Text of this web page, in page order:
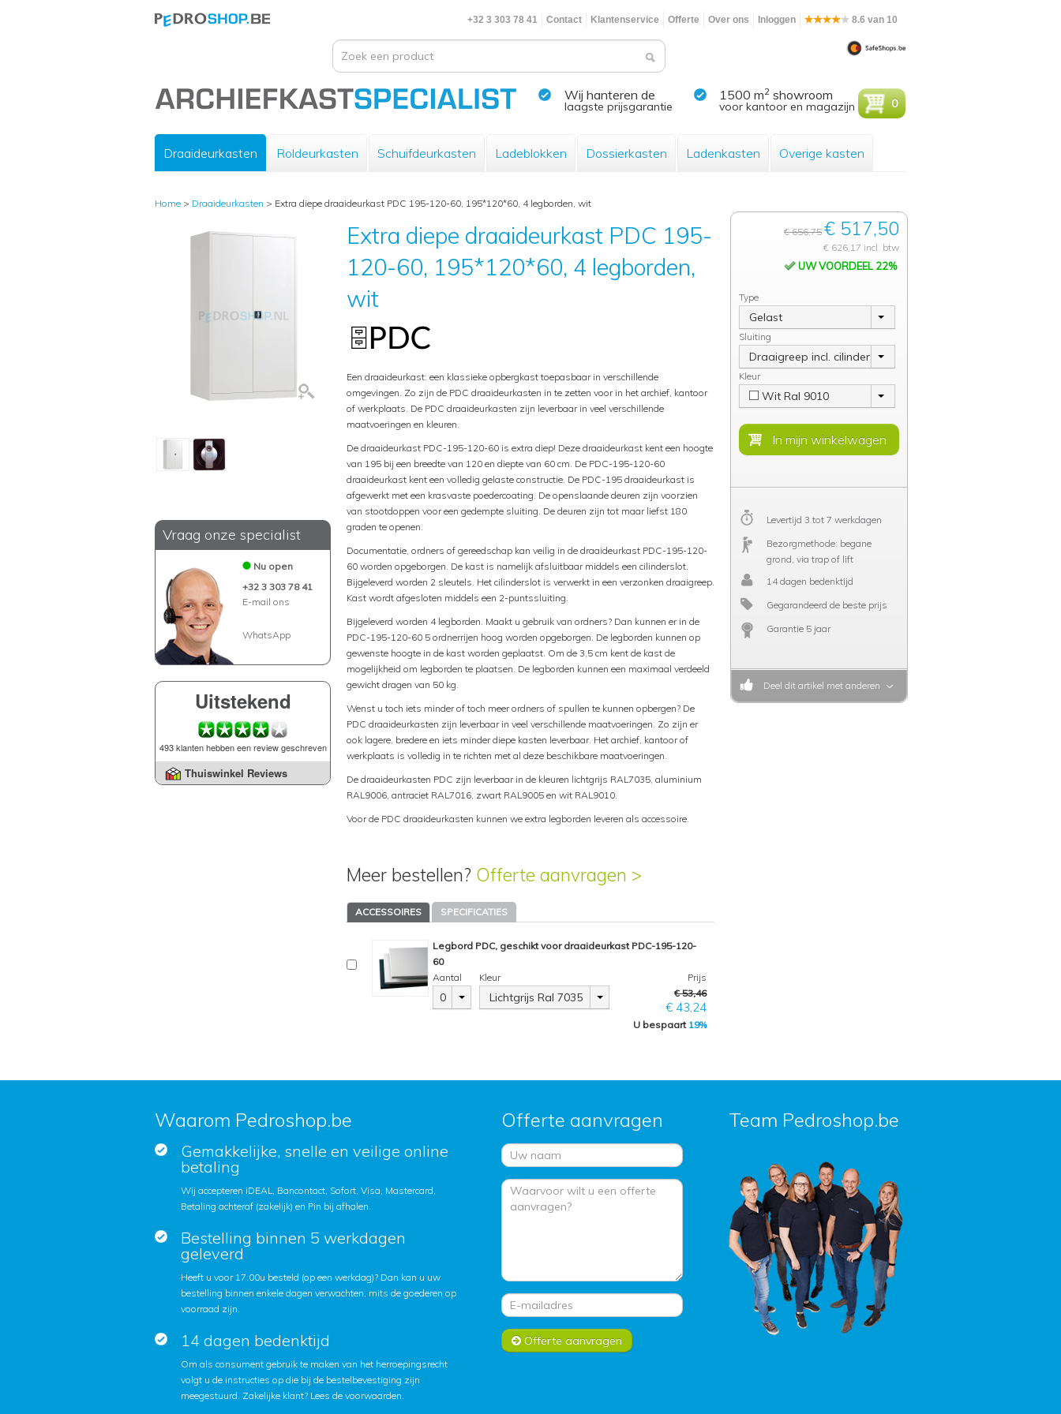
+32 3 303 78 41 Contact Klantenservice Offerte Over ons Inloggen 8.6 van 10
Wij hanteren de
laagste prijsgarantie
1500 m2 showroom
voor kantoor en magazijn 0
Draaideurkasten Roldeurkasten Schuifdeurkasten Ladeblokken Dossierkasten Ladenkasten Overige kasten
Home > Draaideurkasten > Extra diepe draaideurkast PDC 195-120-60, 195*120*60, 4 legborden, wit
Vraag onze specialist
Nu open
+32 3 303 78 41
E-mail ons
WhatsApp
Uitstekend
493 klanten hebben een review geschreven
Thuiswinkel Reviews
Extra diepe draaideurkast PDC 195-
120-60, 195*120*60, 4 legborden,
wit
Een draaideurkast: een klassieke opbergkast toepasbaar in verschillende
omgevingen. Zo zijn de PDC draaideurkasten in te zetten voor in het archief, kantoor
of werkplaats. De PDC draaideurkasten zijn leverbaar in veel verschillende
maatvoeringen en kleuren.
De draaideurkast PDC-195-120-60 is extra diep! Deze draaideurkast kent een hoogte
van 195 bij een breedte van 120 en diepte van 60 cm. De PDC-195-120-60
draaideurkast kent een volledig gelaste constructie. De PDC-195 draaideurkast is
afgewerkt met een krasvaste poedercoating. De openslaande deuren zijn voorzien
van stootdoppen voor een gedempte sluiting. De deuren zijn tot maar liefst 180
graden te openen.
Documentatie, ordners of gereedschap kan veilig in de draaideurkast PDC-195-120-
60 worden opgeborgen. De kast is namelijk afsluitbaar middels een cilinderslot.
Bijgeleverd worden 2 sleutels. Het cilinderslot is verwerkt in een verzonken draaigreep.
Kast wordt afgesloten middels een 2-puntssluiting.
Bijgeleverd worden 4 legborden. Maakt u gebruik van ordners? Dan kunnen er in de
PDC-195-120-60 5 ordnerrijen hoog worden opgeborgen. De legborden kunnen op
gewenste hoogte in de kast worden geplaatst. Om de 3,5 cm kent de kast de
mogelijkheid om legborden te plaatsen. De legborden kunnen een maximaal verdeeld
gewicht dragen van 50 kg.
Wenst u toch iets minder of toch meer ordners of spullen te kunnen opbergen? De
PDC draaideurkasten zijn leverbaar in veel verschillende maatvoeringen. Zo zijn er
ook lagere, bredere en iets minder diepe kasten leverbaar. Het archief, kantoor of
werkplaats is volledig in te richten met al deze beschikbare maatvoeringen.
De draaideurkasten PDC zijn leverbaar in de kleuren lichtgrijs RAL7035, aluminium
RAL9006, antraciet RAL7016, zwart RAL9005 en wit RAL9010.
Voor de PDC draaideurkasten kunnen we extra legborden leveren als accessoire.
Meer bestellen? Offerte aanvragen >
ACCESSOIRES SPECIFICATIES
Legbord PDC, geschikt voor draaideurkast PDC-195-120-
60
Aantal
0
Kleur
Lichtgrijs Ral 7035
Prijs
€ 53,46
€ 43,24
U bespaart 19%
€ 656,75 € 517,50
€ 626,17 incl. btw
UW VOORDEEL 22%
Type
Gelast
Sluiting
Draaigreep incl. cilinderslot
Kleur
Wit Ral 9010
Levertijd 3 tot 7 werkdagen
Bezorgmethode: begane
grond, via trap of lift
14 dagen bedenktijd
Gegarandeerd de beste prijs
Garantie 5 jaar
Deel dit artikel met anderen
Waarom Pedroshop.be
Gemakkelijke, snelle en veilige online
betaling
Wij accepteren iDEAL, Bancontact, Sofort, Visa, Mastercard,
Betaling achteraf (zakelijk) en Pin bij afhalen.
Bestelling binnen 5 werkdagen
geleverd
Heeft u voor 17:00u besteld (op een werkdag)? Dan kan u uw
bestelling binnen enkele dagen verwachten, mits de goederen op
voorraad zijn.
14 dagen bedenktijd
Om als consument gebruik te maken van het herroepingsrecht
volgt u de instructies op die bij de bestelbevestiging zijn
meegestuurd. Zakelijke klant? Lees de voorwaarden.
Offerte aanvragen
Offerte aanvragen
Team Pedroshop.be